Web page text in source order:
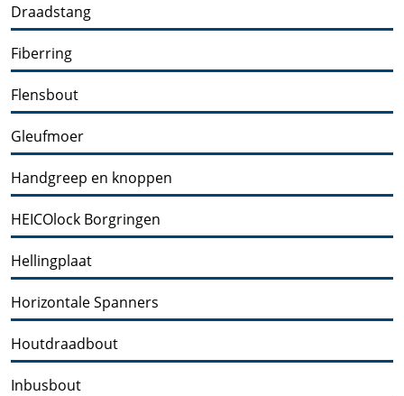
Draadstang
Fiberring
Flensbout
Gleufmoer
Handgreep en knoppen
HEICOlock Borgringen
Hellingplaat
Horizontale Spanners
Houtdraadbout
Inbusbout